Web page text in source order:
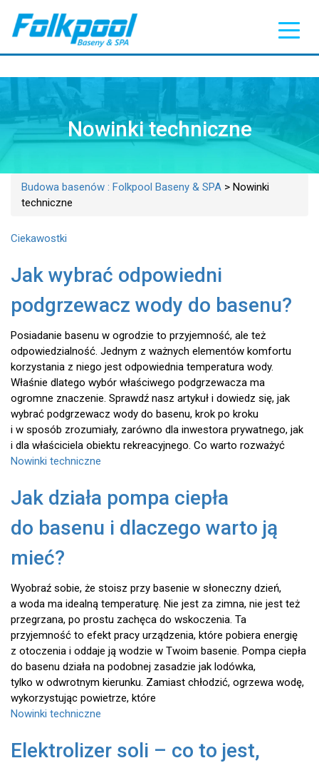
Nowinki techniczne
Budowa basenów : Folkpool Baseny & SPA > Nowinki
techniczne
Ciekawostki
Jak wybrać odpowiedni
podgrzewacz wody do basenu?
Posiadanie basenu w ogrodzie to przyjemność, ale też
odpowiedzialność. Jednym z ważnych elementów komfortu
korzystania z niego jest odpowiednia temperatura wody.
Właśnie dlatego wybór właściwego podgrzewacza ma
ogromne znaczenie. Sprawdź nasz artykuł i dowiedz się, jak
wybrać podgrzewacz wody do basenu, krok po kroku
i w sposób zrozumiały, zarówno dla inwestora prywatnego, jak
i dla właściciela obiektu rekreacyjnego. Co warto rozważyć
Nowinki techniczne
Jak działa pompa ciepła
do basenu i dlaczego warto ją
mieć?
Wyobraź sobie, że stoisz przy basenie w słoneczny dzień,
a woda ma idealną temperaturę. Nie jest za zimna, nie jest też
przegrzana, po prostu zachęca do wskoczenia. Ta
przyjemność to efekt pracy urządzenia, które pobiera energię
z otoczenia i oddaje ją wodzie w Twoim basenie. Pompa ciepła
do basenu działa na podobnej zasadzie jak lodówka,
tylko w odwrotnym kierunku. Zamiast chłodzić, ogrzewa wodę,
wykorzystując powietrze, które
Nowinki techniczne
Elektrolizer soli – co to jest,